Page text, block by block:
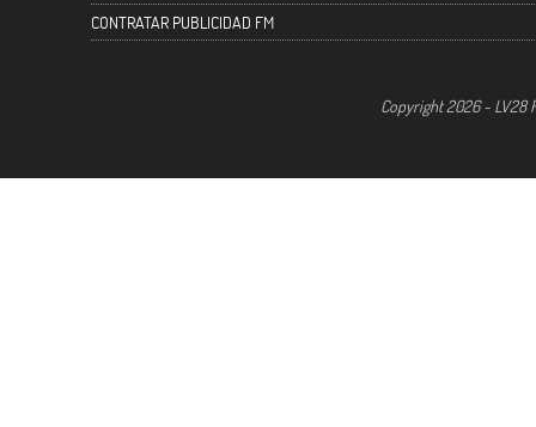
CONTRATAR PUBLICIDAD FM
Copyright 2026 - LV28